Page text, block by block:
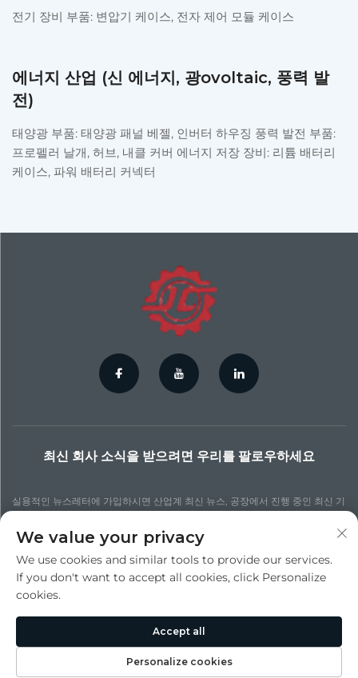
전기 장비 부품: 변압기 케이스, 전자 제어 모듈 케이스
에너지 산업 (신 에너지, 광ovoltaic, 풍력 발
전)
태양광 부품: 태양광 패널 베젤, 인버터 하우징 풍력 발전 부품:
프로펠러 날개, 허브, 내클 커버 에너지 저장 장비: 리튬 배터리
케이스, 파워 배터리 커넥터
최신 회사 소식을 받으려면 우리를 팔로우하세요
실용적인 뉴스레터에 가입하시면 산업계 최신 뉴스, 공장에서 진행 중인 최신 기
구독하기
저작권 © 수주 진청 정밀 다이 캐스팅 주식회사. 모든 권리 보유 -
맨 위로 스크롤
We value your privacy
We use cookies and similar tools to provide our services.
If you don't want to accept all cookies, click Personalize
cookies.
Personalize cookies
Accept all